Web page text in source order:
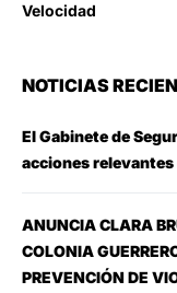
Velocidad
NOTICIAS
El Gabinete de
acciones
ANUNCIA CLARA
COLONIA
PREVENCIÓN DE